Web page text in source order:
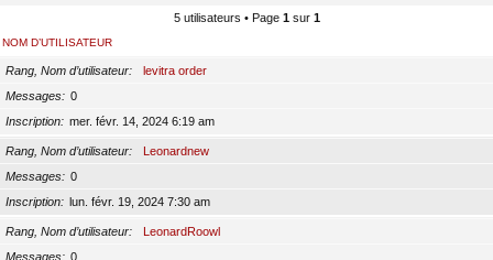
5 utilisateurs • Page 1sur 1
NOM D’UTILISATEUR
Rang, Nom d’utilisateur
levitra order
Messages
0
Inscription
mer. févr. 14, 2024 6:19 am
Rang, Nom d’utilisateur
Leonardnew
Messages
0
Inscription
lun. févr. 19, 2024 7:30 am
Rang, Nom d’utilisateur
LeonardRoowl
Messages
0